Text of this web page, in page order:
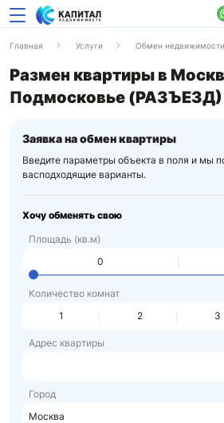
Главная Услуги Обмен недвижимости
Размен квартиры в
Подмосковье (РАЗЪЕЗД)
Заявка на обмен квартиры
Введите параметры объекта в поля и мы
васподходящие варианты.
Хочу обменять свою
Площадь (кв.м)
Количество комнат
1
2 3
Адрес квартиры
Город
Москва